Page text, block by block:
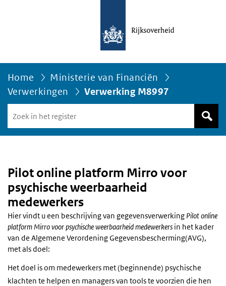
Home
Ministerie van Financiën
Verwerkingen
Verwerking M8997
in
het
Pilot online platform Mirro voor
psychische weerbaarheid
medewerkers
Hier vindt u een beschrijving van gegevensverwerking Pilot online
platform Mirro voor psychische weerbaarheid medewerkers in het kader
van de Algemene Verordening Gegevensbescherming(AVG),
met als doel:
Het doel is om medewerkers met (beginnende) psychische
klachten te helpen en managers van tools te voorzien die hen